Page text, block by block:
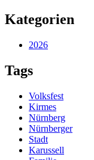
Kategorien
2026
Tags
Volksfest
Kirmes
Nürnberg
Nürnberger
Stadt
Karussell